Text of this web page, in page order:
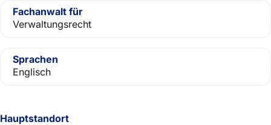
Hauptstandort
Fachanwalt für
Verwaltungsrecht
Sprachen
Englisch